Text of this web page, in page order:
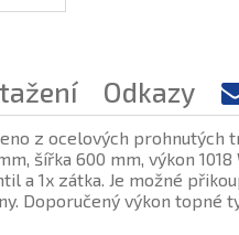
Odkazy
z ocelových
šířka 600 mm, výkon
a 1x zátka. Je možné
Doporučený výkon topné